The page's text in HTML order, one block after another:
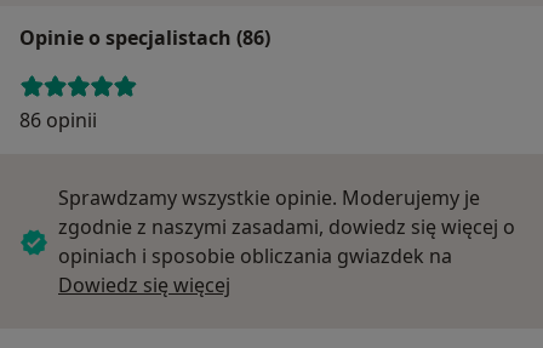
Opinie o specjalistach (86)
86 opinii
Sprawdzamy wszystkie opinie. Moderujemy je
zgodnie z naszymi zasadami, dowiedz się więcej o
opiniach i sposobie obliczania gwiazdek na
Dowiedz się więcej